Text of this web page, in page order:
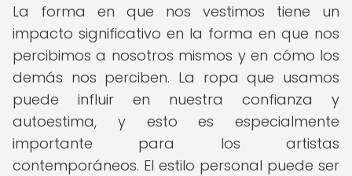
La forma en que nos vestimos tiene un
impacto significativo en la forma en que nos
percibimos a nosotros mismos y en cómo los
demás nos perciben. La ropa que usamos
puede influir en nuestra confianza y
autoestima, y esto es especialmente
importante para los artistas
contemporáneos. El estilo personal puede ser